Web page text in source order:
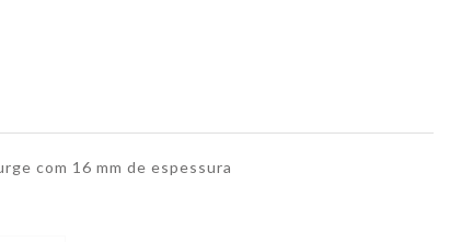
com 16 mm de espessura